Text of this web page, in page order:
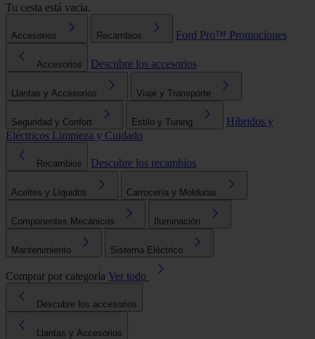
Tu cesta está vacía.
Accesorios Recambios Ford Pro™ Promociones
Accesorios Descubre los accesorios
Llantas y Accesorios Viaje y Transporte
Seguridad y Confort Estilo y Tuning
Híbridos y
Eléctricos Limpieza y Cuidado
Recambios Descubre los recambios
Aceites y Líquidos Carrocería y Molduras
Componentes Mecánicos Iluminación
Mantenimiento Sistema Eléctrico
Comprar por categoría Ver todo
Descubre los accesorios
Llantas y Accesorios